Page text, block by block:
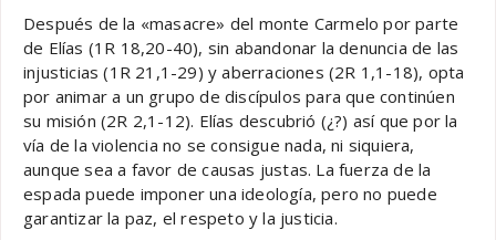
Después de la «masacre» del monte Carmelo por parte
de Elías (1R 18,20-40), sin abandonar la denuncia de las
injusticias (1R 21,1-29) y aberraciones (2R 1,1-18), opta
por animar a un grupo de discípulos para que continúen
su misión (2R 2,1-12). Elías descubrió (¿?) así que por la
vía de la violencia no se consigue nada, ni siquiera,
aunque sea a favor de causas justas. La fuerza de la
espada puede imponer una ideología, pero no puede
garantizar la paz, el respeto y la justicia.